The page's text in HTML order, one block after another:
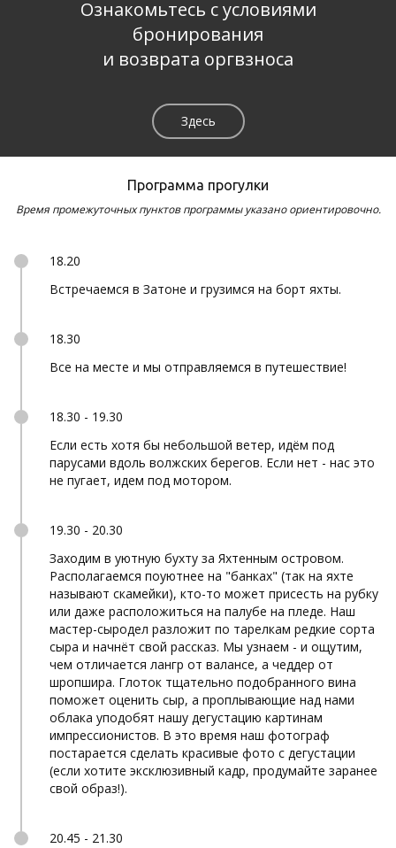
Ознакомьтесь с условиями
бронирования
и возврата оргвзноса
Здесь
Программа прогулки
Время промежуточных пунктов программы указано ориентировочно.
18.20
Встречаемся в Затоне и грузимся на борт яхты.
18.30
Все на месте и мы отправляемся в путешествие!
18.30 - 19.30
Если есть хотя бы небольшой ветер, идём под
парусами вдоль волжских берегов. Если нет - нас это
не пугает, идем под мотором.
19.30 - 20.30
Заходим в уютную бухту за Яхтенным островом.
Располагаемся поуютнее на "банках" (так на яхте
называют скамейки), кто-то может присесть на рубку
или даже расположиться на палубе на пледе. Наш
мастер-сыродел разложит по тарелкам редкие сорта
сыра и начнёт свой рассказ. Мы узнаем - и ощутим,
чем отличается лангр от валансе, а чеддер от
шропшира. Глоток тщательно подобранного вина
поможет оценить сыр, а проплывающие над нами
облака уподобят нашу дегустацию картинам
импрессионистов. В это время наш фотограф
постарается сделать красивые фото с дегустации
(если хотите эксклюзивный кадр, продумайте заранее
свой образ!).
20.45 - 21.30